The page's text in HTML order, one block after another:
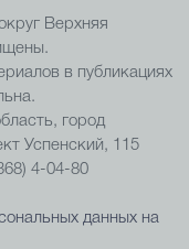
Верхняя
в публикациях
город
Успенский, 115
4-04-80
данных на